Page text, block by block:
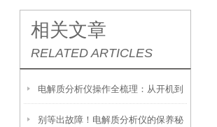
相关文章
RELATED ARTICLES
电解质分析仪操作全梳理：从开机到
出结果，每一步都藏着关键细节
别等出故障！电解质分析仪的保养秘